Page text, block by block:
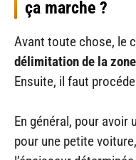
ça marche ?
Avant toute chose, le
délimitation de la
Ensuite, il faut
En général, pour avoir
pour une petite